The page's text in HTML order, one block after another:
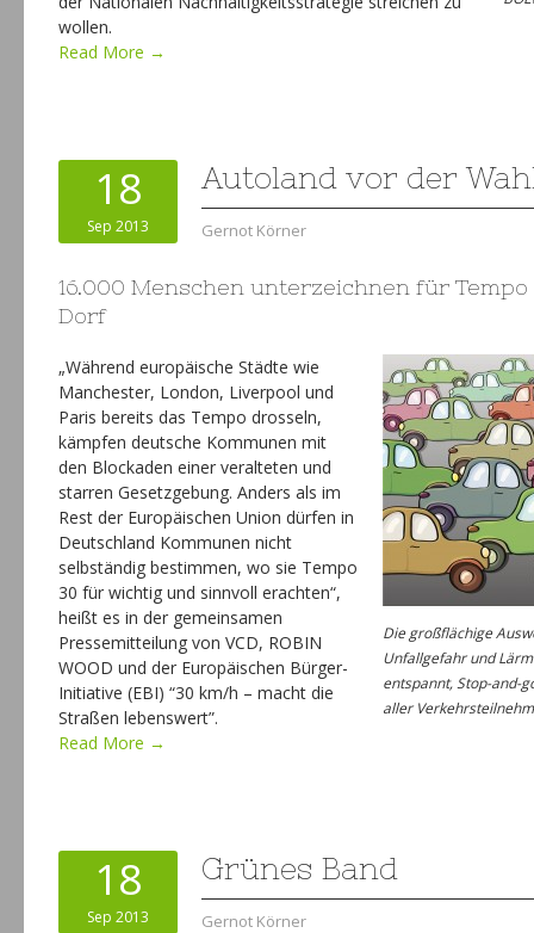
wollen.
Read More →
18
Sep 2013
Autoland vor der
Gernot Körner
16.000 Menschen unterzeichnen für
Dorf
Die großflächige
Unfallgefahr und
entspannt, Stop-and-
aller
„Während europäische Städte wie
Manchester, London, Liverpool und
Paris bereits das Tempo drosseln,
kämpfen deutsche Kommunen mit
den Blockaden einer veralteten und
starren Gesetzgebung. Anders als im
Rest der Europäischen Union dürfen in
Deutschland Kommunen nicht
selbständig bestimmen, wo sie Tempo
30 für wichtig und sinnvoll erachten“,
heißt es in der gemeinsamen
Pressemitteilung von VCD, ROBIN
WOOD und der Europäischen Bürger-
Initiative (EBI) “30 km/h – macht die
Straßen lebenswert”.
Read More →
18
Sep 2013
Grünes Band
Gernot Körner